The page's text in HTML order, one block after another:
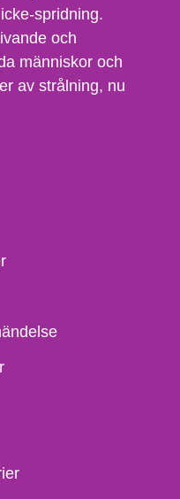
spridning.
och
människor och
av strålning, nu